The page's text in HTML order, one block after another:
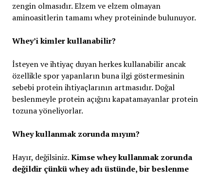
zengin olmasıdır. Elzem ve elzem olmayan
aminoasitlerin tamamı whey proteininde bulunuyor.
Whey’i kimler kullanabilir?
İsteyen ve ihtiyaç duyan herkes kullanabilir ancak
özellikle spor yapanların buna ilgi göstermesinin
sebebi protein ihtiyaçlarının artmasıdır. Doğal
beslenmeyle protein açığını kapatamayanlar protein
tozuna yöneliyorlar.
Whey kullanmak zorunda mıyım?
Hayır, değilsiniz.Kimse whey kullanmak zorunda
değildir çünkü whey adı üstünde, bir beslenme